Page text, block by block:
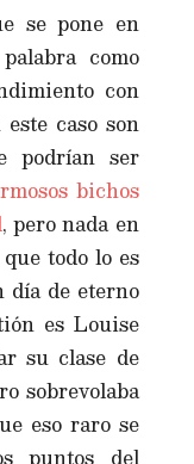
se pone en
como
con
caso son
podrían ser
bichos
, pero nada en
todo lo es
día de eterno
es Louise
su clase de
sobrevolaba
eso raro se
puntos del